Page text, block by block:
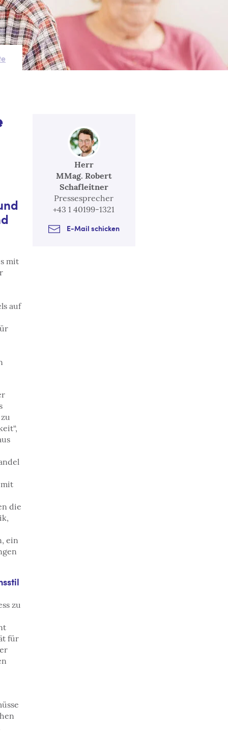
mit
auf
die
ein
zu
für
Herr
MMag. Robert
Schafleitner
Pressesprecher
+43 1 40199-1321
E-Mail schicken